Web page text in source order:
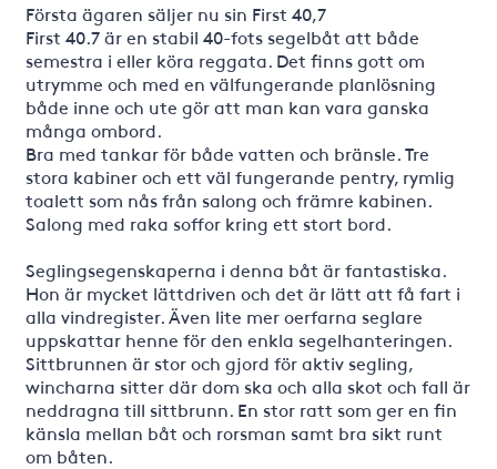
Första ägaren säljer nu sin First 40,7
First 40.7 är en stabil 40-fots segelbåt att både
semestra i eller köra reggata. Det finns gott om
utrymme och med en välfungerande planlösning
både inne och ute gör att man kan vara ganska
många ombord.
Bra med tankar för både vatten och bränsle. Tre
stora kabiner och ett väl fungerande pentry, rymlig
toalett som nås från salong och främre kabinen.
Salong med raka soffor kring ett stort bord.
Seglingsegenskaperna i denna båt är fantastiska.
Hon är mycket lättdriven och det är lätt att få fart i
alla vindregister. Även lite mer oerfarna seglare
uppskattar henne för den enkla segelhanteringen.
Sittbrunnen är stor och gjord för aktiv segling,
wincharna sitter där dom ska och alla skot och fall är
neddragna till sittbrunn. En stor ratt som ger en fin
känsla mellan båt och rorsman samt bra sikt runt
om båten.